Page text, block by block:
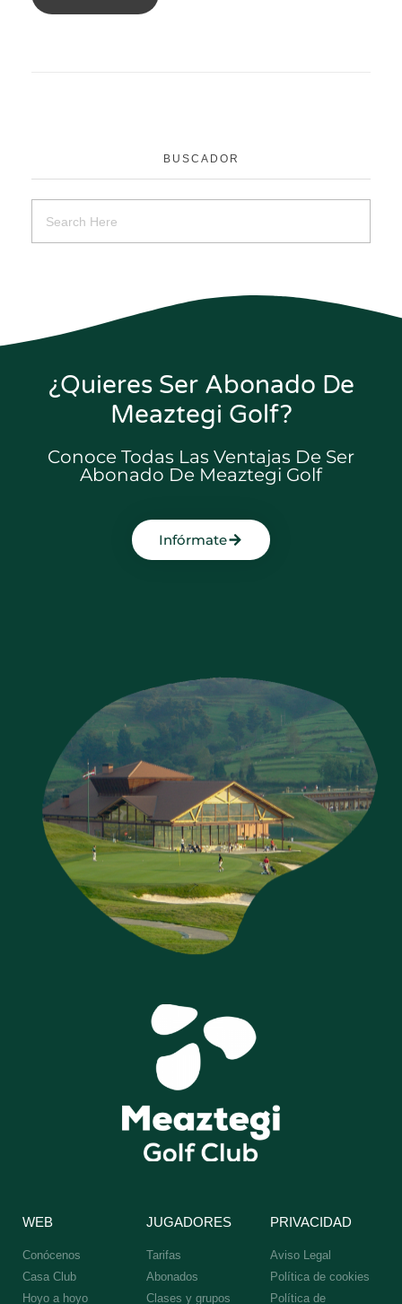
BUSCADOR
¿Quieres Ser Abonado De
Meaztegi Golf?
Conoce Todas Las Ventajas De Ser
Abonado De Meaztegi Golf
Infórmate
WEB
Conócenos
Casa Club
Hoyo a hoyo
JUGADORES
Tarifas
Abonados
Clases y grupos
PRIVACIDAD
Aviso Legal
Política de cookies
Política de